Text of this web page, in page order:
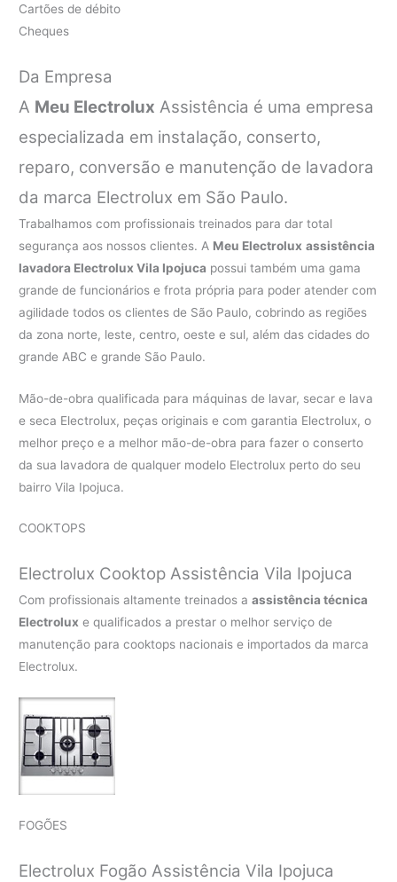
Cartões de débito
Cheques
Da Empresa
A Meu Electrolux Assistência é uma empresa
especializada em instalação, conserto,
reparo, conversão e manutenção de lavadora
da marca Electrolux em São Paulo.
Trabalhamos com profissionais treinados para dar total
segurança aos nossos clientes. A Meu Electrolux assistência
lavadora Electrolux Vila Ipojuca possui também uma gama
grande de funcionários e frota própria para poder atender com
agilidade todos os clientes de São Paulo, cobrindo as regiões
da zona norte, leste, centro, oeste e sul, além das cidades do
grande ABC e grande São Paulo.
Mão-de-obra qualificada para máquinas de lavar, secar e lava
e seca Electrolux, peças originais e com garantia Electrolux, o
melhor preço e a melhor mão-de-obra para fazer o conserto
da sua lavadora de qualquer modelo Electrolux perto do seu
bairro Vila Ipojuca.
COOKTOPS
Electrolux Cooktop Assistência Vila Ipojuca
Com profissionais altamente treinados aassistência técnica
Electrolux e qualificados a prestar o melhor serviço de
manutenção para cooktops nacionais e importados da marca
Electrolux.
FOGÕES
Electrolux Fogão Assistência Vila Ipojuca